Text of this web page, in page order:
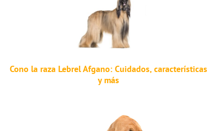
Cono la raza Lebrel Afgano: Cuidados, características
y más